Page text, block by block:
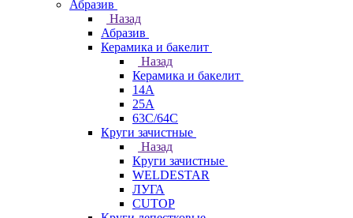
Абразив
Назад
Абразив
Керамика и бакелит
Назад
Керамика и бакелит
14А
25А
63С/64С
Круги зачистные
Назад
Круги зачистные
WELDESTAR
ЛУГА
CUTOP